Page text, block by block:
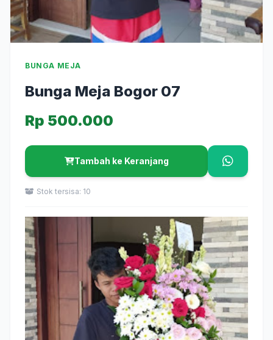
BUNGA MEJA
Bunga Meja Bogor 07
Rp 500.000
Tambah ke Keranjang
Stok tersisa: 10